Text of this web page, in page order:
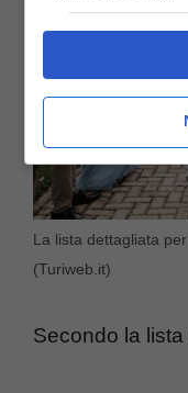
La lista dettagliata
(Turiweb.it)
Secondo la